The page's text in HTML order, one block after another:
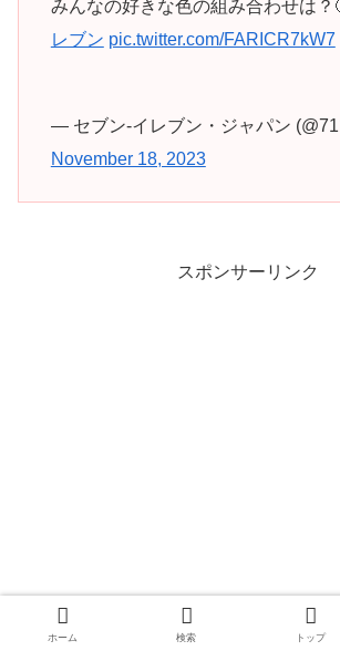
みんなの好きな色の組み合わせは？
レブン pic.twitter.com/FARICR7kW7
— セブン‐イレブン・ジャパン
November 18, 2023
スポンサーリンク
ホーム 検索 トップ